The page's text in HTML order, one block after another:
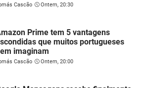
Cascão Ontem, 20:30
Prime tem 5 vantagens
que muitos portugueses
imaginam
Cascão Ontem, 20:00